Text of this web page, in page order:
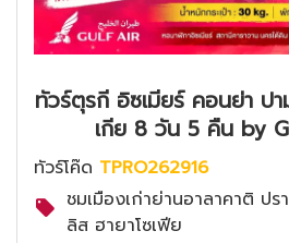
ทัวร์ตุรกี อิซเมียร์ คอนย่า ปา
เกีย 8 วัน 5 คืน by
ทัวร์โค๊ด TPRO262916
ชมเมืองเก่าย่านอาลาคาติ ป
ลิส ฮายาโซเฟีย